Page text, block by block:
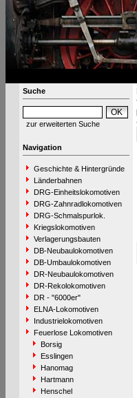
Suche
zur erweiterten Suche
Navigation
Geschichte & Hintergründe
Länderbahnen
DRG-Einheitslokomotiven
DRG-Zahnradlokomotiven
DRG-Schmalspurlok.
Kriegslokomotiven
Verlagerungsbauten
DB-Neubaulokomotiven
DB-Umbaulokomotiven
DR-Neubaulokomotiven
DR-Rekolokomotiven
DR - "6000er"
ELNA-Lokomotiven
Industrielokomotiven
Feuerlose Lokomotiven
Borsig
Esslingen
Hanomag
Hartmann
Henschel